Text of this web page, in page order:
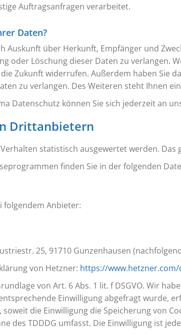
Auftragsanfragen verarbeitet.
Daten?
Auskunft über Herkunft, Empfänger und
oder Löschung dieser Daten zu verlangen.
Zukunft widerrufen. Außerdem haben Sie
zu verlangen. Des Weiteren steht Ihnen
Datenschutz können Sie sich jederzeit an
Dritt­anbietern
statistisch ausgewertet werden.
finden Sie in der folgenden
folgendem Anbieter:
25, 91710 Gunzenhausen
von Hetzner: https://
von Art. 6 Abs. 1 lit. f DSGVO. Wir
Einwilligung abgefragt wurde,
soweit die Einwilligung die Speicherung von
des TDDDG umfasst. Die Einwilligung ist